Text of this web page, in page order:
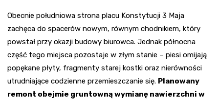
Obecnie południowa strona placu Konstytucji 3 Maja
zachęca do spacerów nowym, równym chodnikiem, który
powstał przy okazji budowy biurowca. Jednak północna
część tego miejsca pozostaje w złym stanie – piesi omijają
popękane płyty, fragmenty starej kostki oraz nierówności
utrudniające codzienne przemieszczanie się. Planowany
remont obejmie gruntowną wymianę nawierzchni w